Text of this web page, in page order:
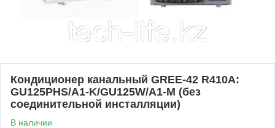
Кондиционер канальный GREE-42 R410A:
GU125PHS/A1-K/GU125W/A1-M (без
соединительной инсталляции)
В наличии